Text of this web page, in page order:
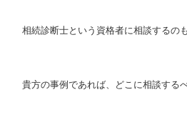
相続診断士という資格者に相談するの
貴方の事例であれば、どこに相談する